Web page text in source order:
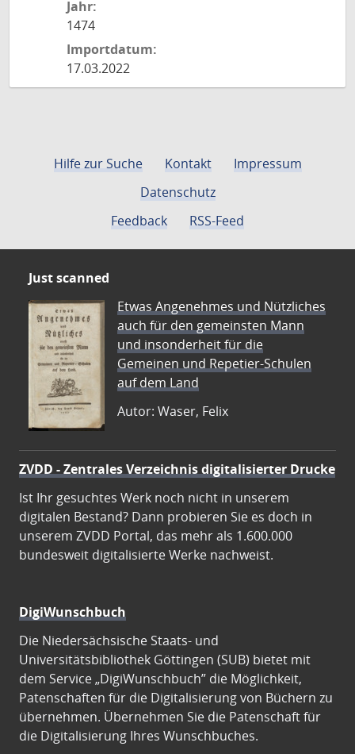
Jahr:
1474
Importdatum:
17.03.2022
Hilfe zur Suche Kontakt
Impressum
Datenschutz
Feedback
RSS-Feed
Just scanned
Etwas Angenehmes und Nützliches
auch für den gemeinsten Mann
und insonderheit für die
Gemeinen und Repetier-Schulen
auf dem Land
Autor: Waser, Felix
ZVDD - Zentrales Verzeichnis digitalisierter Drucke
Ist Ihr gesuchtes Werk noch nicht in unserem
digitalen Bestand? Dann probieren Sie es doch in
unserem ZVDD Portal, das mehr als 1.600.000
bundesweit digitalisierte Werke nachweist.
DigiWunschbuch
Die Niedersächsische Staats- und
Universitätsbibliothek Göttingen (SUB) bietet mit
dem Service „DigiWunschbuch” die Möglichkeit,
Patenschaften für die Digitalisierung von Büchern zu
übernehmen. Übernehmen Sie die Patenschaft für
die Digitalisierung Ihres Wunschbuches.